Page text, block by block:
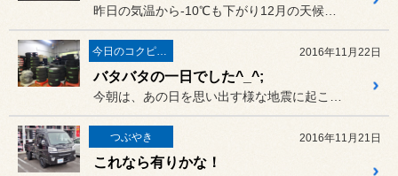
今日のコクピット西部 2016年11月22日
バタバタの一日でした^_^;
つぶやき 2016年11月21日
これなら有りかな！